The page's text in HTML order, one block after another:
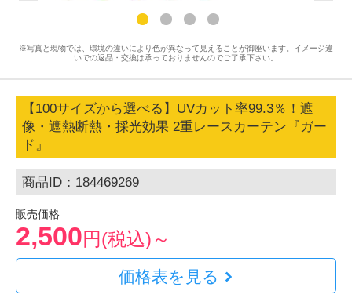
※写真と現物では、環境の違いにより色が異なって見えることが御座います。イメージ違
いでの返品・交換は承っておりませんのでご了承下さい。
【100サイズから選べる】UVカット率99.3％！遮
像・遮熱断熱・採光効果 2重レースカーテン『ガー
ド』
商品ID：184469269
販売価格
2,500円(税込)～
価格表を見る